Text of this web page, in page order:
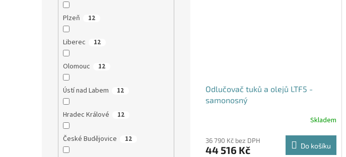
Plzeň 12
Liberec 12
Olomouc 12
Ústí nad Labem 12
Hradec Králové 12
České Budějovice 12
Odlučovač tuků a olejů LTF5 -
samonosný
Skladem
36 790 Kč bez DPH
44 516 Kč Do košíku